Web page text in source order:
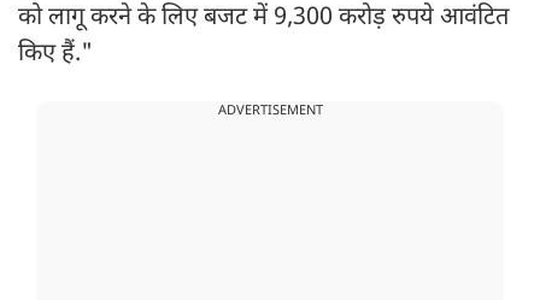
को लागू करने के लिए बजट में 9,300 करोड़ रुपये आवंटित
किए हैं."
ADVERTISEMENT